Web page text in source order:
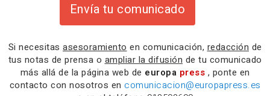
Envía tu comunicado
Si necesitas asesoramiento en comunicación, redacción de
tus notas de prensa o ampliar la difusión de tu comunicado
más allá de la página web de europa press , ponte en
contacto con nosotros en comunicacion@europapress.es